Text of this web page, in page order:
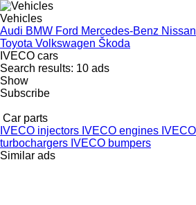
Vehicles
Audi BMW Ford Mercedes-Benz Nissan
Toyota Volkswagen Škoda
IVECO cars
Search results: 10 ads
Show
Subscribe
Car parts
IVECO injectors IVECO engines
turbochargers IVECO bumpers
Similar ads